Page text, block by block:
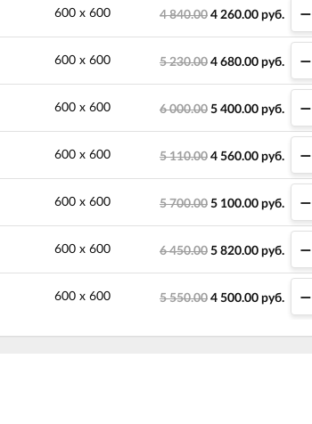
600 х 600 4 840.00 4 260.00 руб. –
600 х 600 5 230.00 4 680.00 руб. –
600 х 600 6 000.00 5 400.00 руб. –
600 х 600 5 110.00 4 560.00 руб. –
600 х 600 5 700.00 5 100.00 руб. –
600 х 600 6 450.00 5 820.00 руб. –
600 х 600 5 550.00 4 500.00 руб. –